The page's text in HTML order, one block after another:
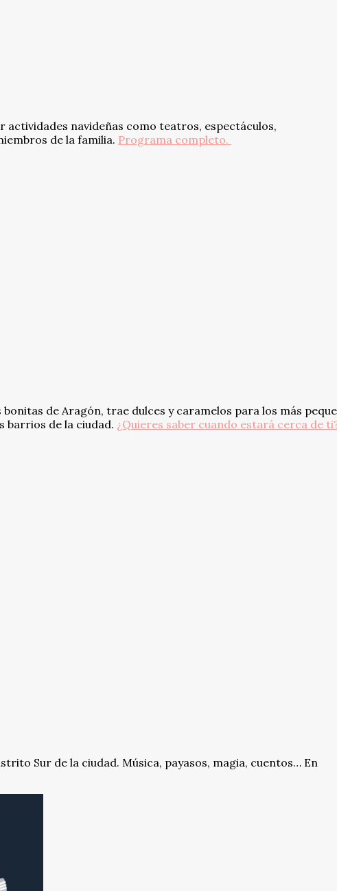
navideñas como teatros, espectáculos,
de la familia. Programa completo.
de Aragón, trae dulces y caramelos para los más
barrios de la ciudad. ¿Quieres saber cuando estará cerca de
Sur de la ciudad. Música, payasos, magia, cuentos… En